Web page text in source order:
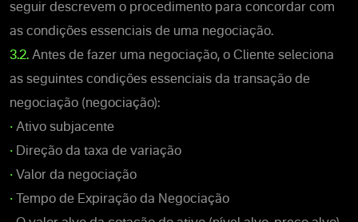
seguir descrevem o procedimento para concordar com
as condições essenciais de uma negociação.
3.2. Antes de fazer uma negociação, o Cliente seleciona
as seguintes condições essenciais da transação de
negociação (negociação):
• Ativo subjacente
• Direção da taxa de variação
• Valor da negociação
• Tempo de Expiração da Negociação